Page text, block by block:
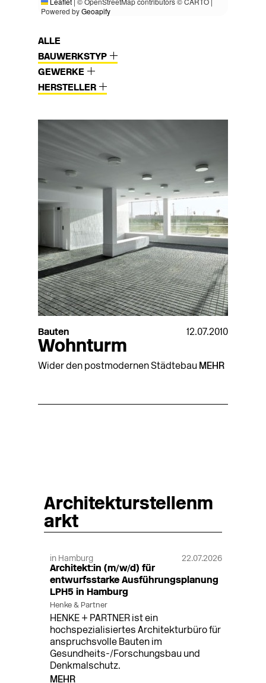
Powered byGeoapify
ALLE
BAUWERKSTYP
GEWERKE
HERSTELLER
Bauten 12.07.2010
Wohnturm
Wider den postmodernen Städtebau MEHR
Architekturstellenm
arkt
in Hamburg 22.07.2026
Architekt:in (m/w/d) für
entwurfsstarke Ausführungsplanung
LPH5 in Hamburg
Henke & Partner
HENKE + PARTNER ist ein
hochspezialisiertes Architekturbüro für
anspruchsvolle Bauten im
Gesundheits-/Forschungsbau und
Denkmalschutz.
MEHR